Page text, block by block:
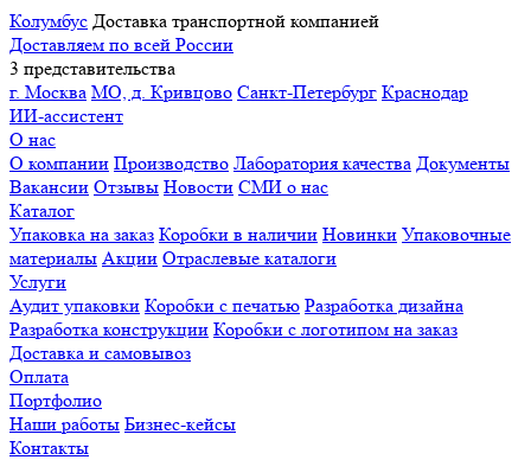
Колумбус Доставка транспортной компанией
Доставляем по всей России
3 представительства
г. Москва МО, д. Кривцово Санкт-Петербург Краснодар
ИИ-ассистент
О нас
О компании Производство Лаборатория качества Документы
Вакансии Отзывы Новости СМИ о нас
Каталог
Упаковка на заказ Коробки в наличии Новинки Упаковочные
материалы Акции Отраслевые каталоги
Услуги
Аудит упаковки Коробки с печатью Разработка дизайна
Разработка конструкции Коробки с логотипом на заказ
Доставка и самовывоз
Оплата
Портфолио
Наши работы Бизнес-кейсы
Контакты